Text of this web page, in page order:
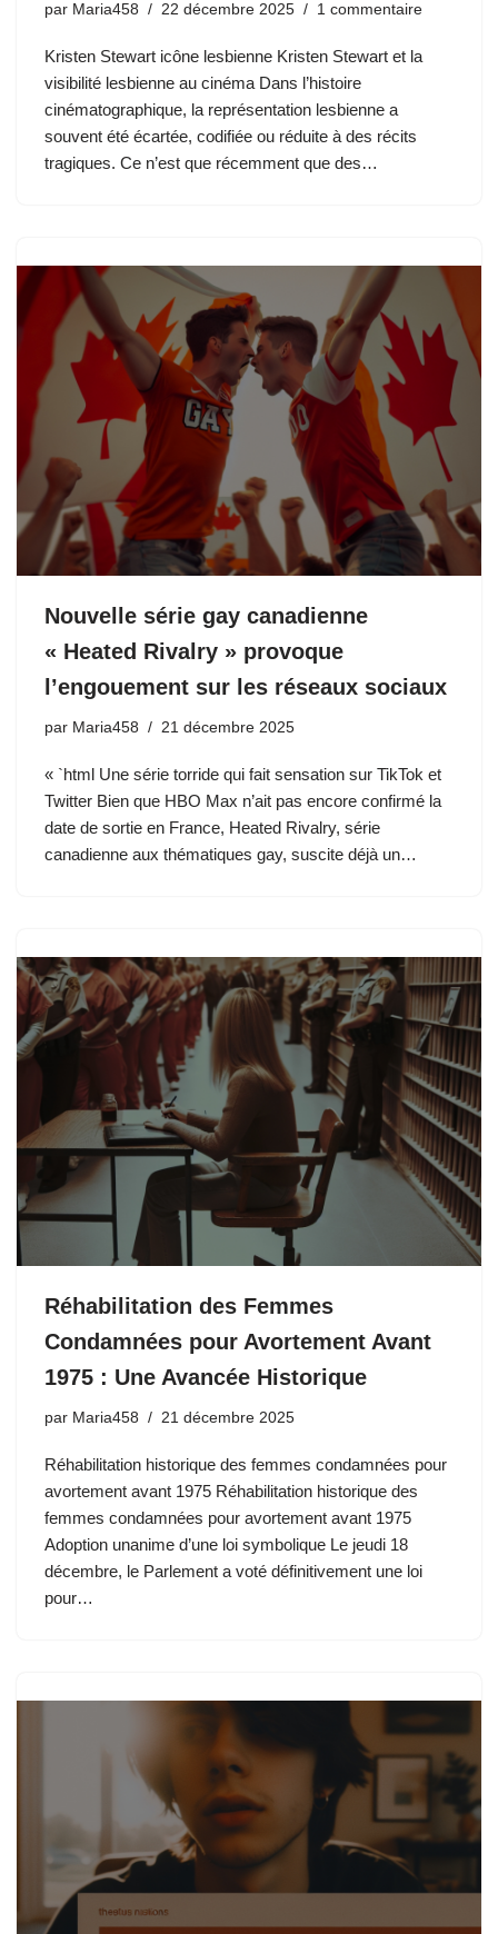
par Maria458 22 décembre 2025 1 commentaire
Kristen Stewart icône lesbienne Kristen Stewart et la
visibilité lesbienne au cinéma Dans l’histoire
cinématographique, la représentation lesbienne a
souvent été écartée, codifiée ou réduite à des récits
tragiques. Ce n’est que récemment que des…
Nouvelle série gay canadienne
« Heated Rivalry » provoque
l’engouement sur les réseaux sociaux
par Maria458 21 décembre 2025
« `html Une série torride qui fait sensation sur TikTok et
Twitter Bien que HBO Max n’ait pas encore confirmé la
date de sortie en France, Heated Rivalry, série
canadienne aux thématiques gay, suscite déjà un…
Réhabilitation des Femmes
Condamnées pour Avortement Avant
1975 : Une Avancée Historique
par Maria458 21 décembre 2025
Réhabilitation historique des femmes condamnées pour
avortement avant 1975 Réhabilitation historique des
femmes condamnées pour avortement avant 1975
Adoption unanime d’une loi symbolique Le jeudi 18
décembre, le Parlement a voté définitivement une loi
pour…